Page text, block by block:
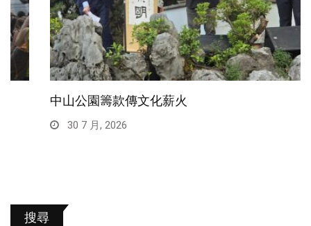
中山公園籌款傳文化薪火
30 7 月, 2026
搜尋